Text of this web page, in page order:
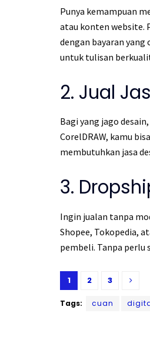
Punya kemampuan
atau konten website.
dengan bayaran yang
untuk tulisan
2. Jual
Bagi yang jago
CorelDRAW, kamu
membutuhkan jasa
3.
Ingin jualan tanpa
Shopee, Tokopedia,
pembeli. Tanpa
1 2 3
Tags: cuan